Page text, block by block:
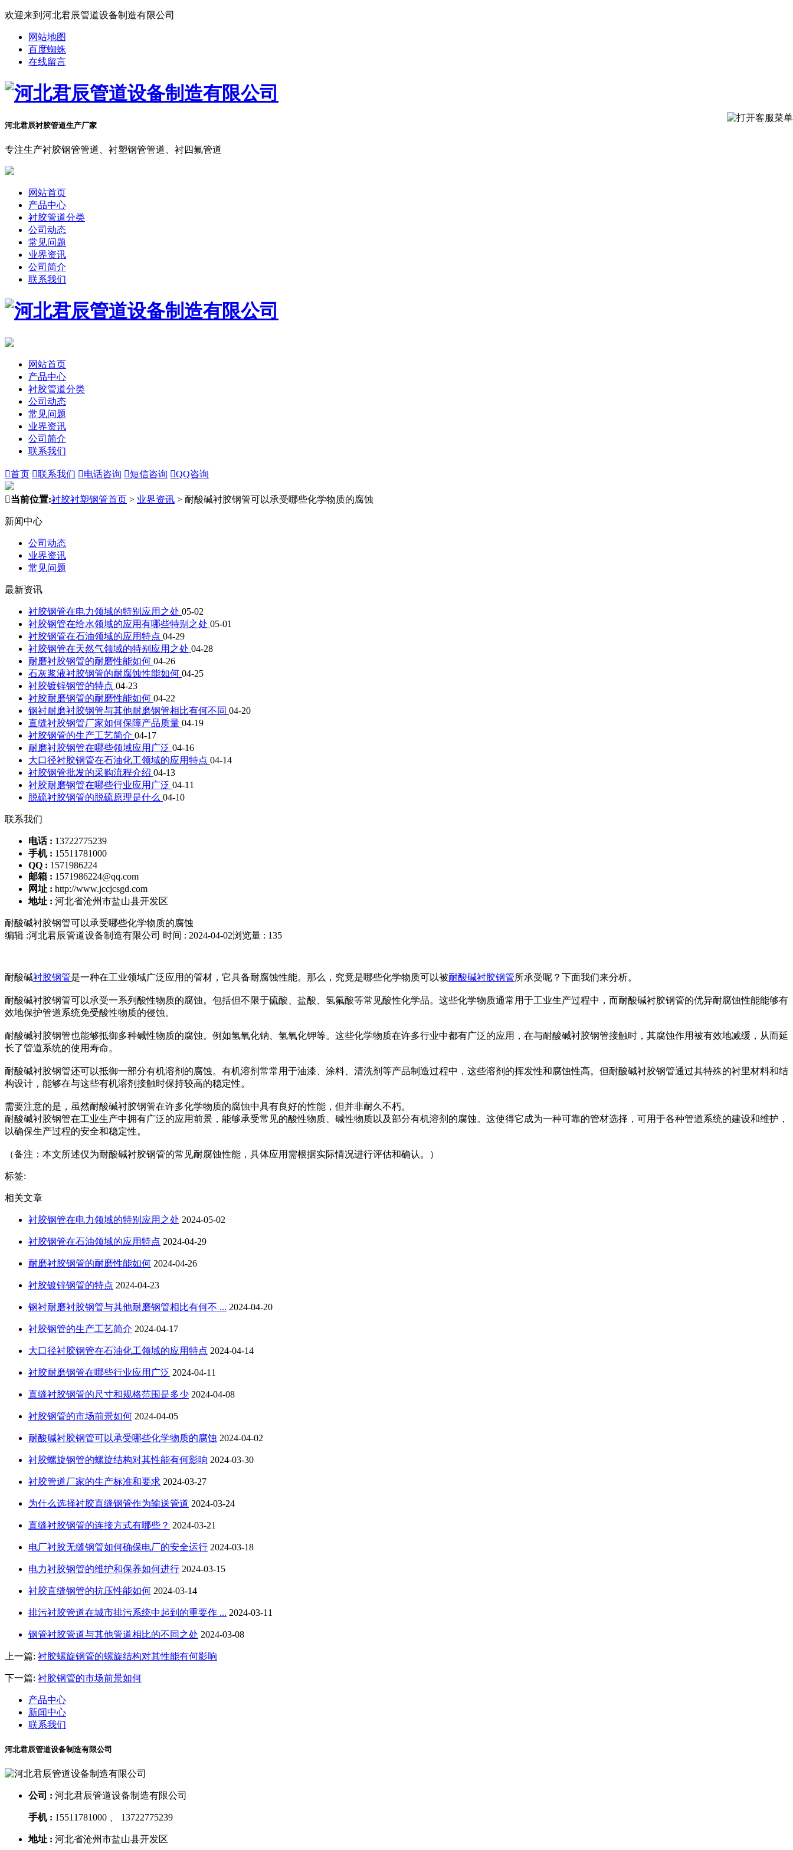
欢迎来到河北君辰管道设备制造有限公司
网站地图
百度蜘蛛
在线留言
河北君辰衬胶管道生产厂家
专注生产衬胶钢管管道、衬塑钢管管道、衬四氟管道
网站首页
产品中心
衬胶管道分类
公司动态
常见问题
业界资讯
公司简介
联系我们
网站首页
产品中心
衬胶管道分类
公司动态
常见问题
业界资讯
公司简介
联系我们
首页 联系我们 电话咨询 短信咨询 QQ咨询
当前位置:衬胶衬塑钢管首页 > 业界资讯 > 耐酸碱衬胶钢管可以承受哪些化学物质的腐蚀
新闻中心
公司动态
业界资讯
常见问题
最新资讯
衬胶钢管在电力领域的特别应用之处 05-02
衬胶钢管在给水领域的应用有哪些特别之处 05-01
衬胶钢管在石油领域的应用特点 04-29
衬胶钢管在天然气领域的特别应用之处 04-28
耐磨衬胶钢管的耐磨性能如何 04-26
石灰浆液衬胶钢管的耐腐蚀性能如何 04-25
衬胶镀锌钢管的特点 04-23
衬胶耐磨钢管的耐磨性能如何 04-22
钢衬耐磨衬胶钢管与其他耐磨钢管相比有何不同 04-20
直缝衬胶钢管厂家如何保障产品质量 04-19
衬胶钢管的生产工艺简介 04-17
耐磨衬胶钢管在哪些领域应用广泛 04-16
大口径衬胶钢管在石油化工领域的应用特点 04-14
衬胶钢管批发的采购流程介绍 04-13
衬胶耐磨钢管在哪些行业应用广泛 04-11
脱硫衬胶钢管的脱硫原理是什么 04-10
联系我们
电话 : 13722775239
手机 : 15511781000
QQ : 1571986224
邮箱 : 1571986224@qq.com
网址 : http://www.jccjcsgd.com
地址 : 河北省沧州市盐山县开发区
耐酸碱衬胶钢管可以承受哪些化学物质的腐蚀
编辑 :河北君辰管道设备制造有限公司 时间 : 2024-04-02浏览量 : 135
耐酸碱衬胶钢管是一种在工业领域广泛应用的管材，它具备耐腐蚀性能。那么，究竟是哪些化学物质可以被耐酸碱衬胶钢管所承受呢？下面我们来分析。
耐酸碱衬胶钢管可以承受一系列酸性物质的腐蚀。包括但不限于硫酸、盐酸、氢氟酸等常见酸性化学品。这些化学物质通常用于工业生产过程中，而耐酸碱衬胶钢管的优异耐腐蚀性能能够有
效地保护管道系统免受酸性物质的侵蚀。
耐酸碱衬胶钢管也能够抵御多种碱性物质的腐蚀。例如氢氧化钠、氢氧化钾等。这些化学物质在许多行业中都有广泛的应用，在与耐酸碱衬胶钢管接触时，其腐蚀作用被有效地减缓，从而延
长了管道系统的使用寿命。
耐酸碱衬胶钢管还可以抵御一部分有机溶剂的腐蚀。有机溶剂常常用于油漆、涂料、清洗剂等产品制造过程中，这些溶剂的挥发性和腐蚀性高。但耐酸碱衬胶钢管通过其特殊的衬里材料和结
构设计，能够在与这些有机溶剂接触时保持较高的稳定性。
需要注意的是，虽然耐酸碱衬胶钢管在许多化学物质的腐蚀中具有良好的性能，但并非耐久不朽。
耐酸碱衬胶钢管在工业生产中拥有广泛的应用前景，能够承受常见的酸性物质、碱性物质以及部分有机溶剂的腐蚀。这使得它成为一种可靠的管材选择，可用于各种管道系统的建设和维护，
以确保生产过程的安全和稳定性。
（备注：本文所述仅为耐酸碱衬胶钢管的常见耐腐蚀性能，具体应用需根据实际情况进行评估和确认。）
标签:
相关文章
衬胶钢管在电力领域的特别应用之处 2024-05-02
衬胶钢管在石油领域的应用特点 2024-04-29
耐磨衬胶钢管的耐磨性能如何 2024-04-26
衬胶镀锌钢管的特点 2024-04-23
钢衬耐磨衬胶钢管与其他耐磨钢管相比有何不 ... 2024-04-20
衬胶钢管的生产工艺简介 2024-04-17
大口径衬胶钢管在石油化工领域的应用特点 2024-04-14
衬胶耐磨钢管在哪些行业应用广泛 2024-04-11
直缝衬胶钢管的尺寸和规格范围是多少 2024-04-08
衬胶钢管的市场前景如何 2024-04-05
耐酸碱衬胶钢管可以承受哪些化学物质的腐蚀 2024-04-02
衬胶螺旋钢管的螺旋结构对其性能有何影响 2024-03-30
衬胶管道厂家的生产标准和要求 2024-03-27
为什么选择衬胶直缝钢管作为输送管道 2024-03-24
直缝衬胶钢管的连接方式有哪些？ 2024-03-21
电厂衬胶无缝钢管如何确保电厂的安全运行 2024-03-18
电力衬胶钢管的维护和保养如何进行 2024-03-15
衬胶直缝钢管的抗压性能如何 2024-03-14
排污衬胶管道在城市排污系统中起到的重要作 ... 2024-03-11
钢管衬胶管道与其他管道相比的不同之处 2024-03-08
上一篇: 衬胶螺旋钢管的螺旋结构对其性能有何影响
下一篇: 衬胶钢管的市场前景如何
产品中心
新闻中心
联系我们
河北君辰管道设备制造有限公司
公司 : 河北君辰管道设备制造有限公司
手机 : 15511781000 、 13722775239
地址 : 河北省沧州市盐山县开发区